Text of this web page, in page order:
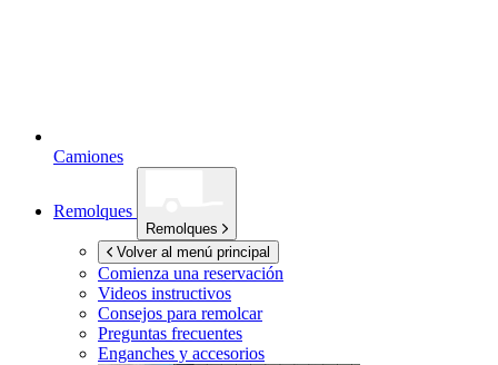
Camiones
Remolques
Remolques
Volver al menú principal
Comienza una reservación
Videos instructivos
Consejos para remolcar
Preguntas frecuentes
Enganches y accesorios